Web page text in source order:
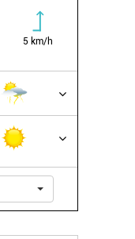
5 km/h